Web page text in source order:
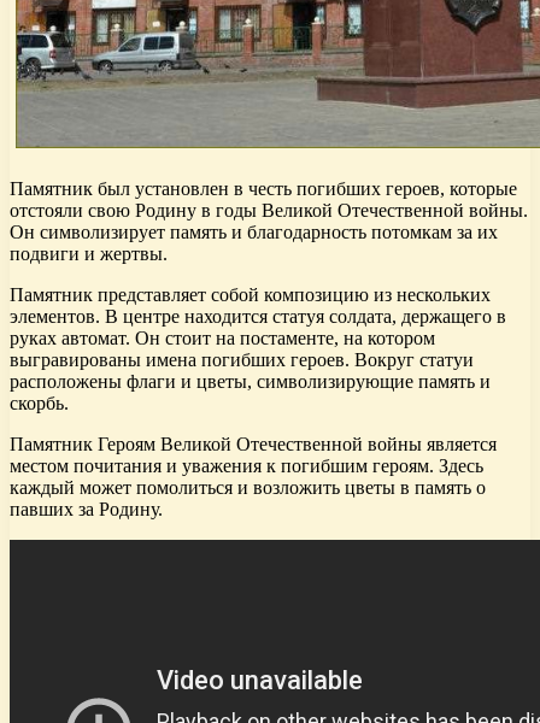
Памятник был установлен в честь погибших героев, которые
отстояли свою Родину в годы Великой Отечественной войны.
Он символизирует память и благодарность потомкам за их
подвиги и жертвы.
Памятник представляет собой композицию из нескольких
элементов. В центре находится статуя солдата, держащего в
руках автомат. Он стоит на постаменте, на котором
выгравированы имена погибших героев. Вокруг статуи
расположены флаги и цветы, символизирующие память и
скорбь.
Памятник Героям Великой Отечественной войны является
местом почитания и уважения к погибшим героям. Здесь
каждый может помолиться и возложить цветы в память о
павших за Родину.